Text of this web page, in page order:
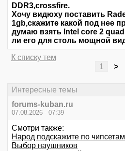
DDR3,crossfire.
Хочу видюху поставить
1gb,скажите какой под нее
думаю взять Intel core 2 quad
ли его для столь мощной
К списку тем
1
>
Интересные темы
forums-kuban.ru
07.08.2026 - 07:39
Смотри также:
Народ подскажите по
Выбор наушников